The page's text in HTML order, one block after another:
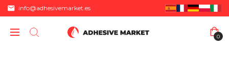
info@adhesivemarket.es
0